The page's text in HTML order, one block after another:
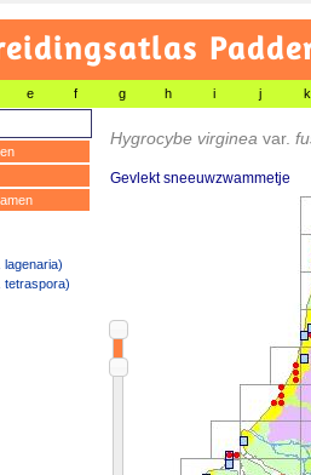
e f g h i j k
lagenaria)
tetraspora)
Hygrocybe virginea var.
Gevlekt sneeuwzwammetje